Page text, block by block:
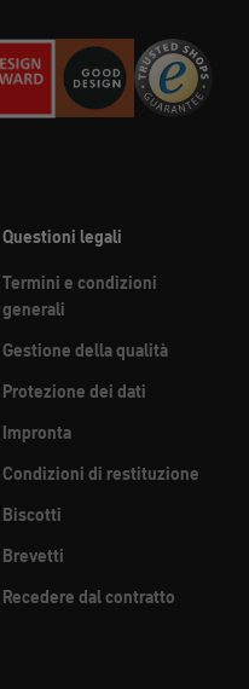
Questioni legali
Termini e condizioni
generali
Gestione della qualità
Protezione dei dati
Impronta
Condizioni di restituzione
Biscotti
Brevetti
Recedere dal contratto